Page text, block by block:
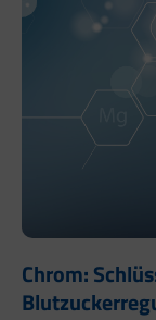
Chrom: